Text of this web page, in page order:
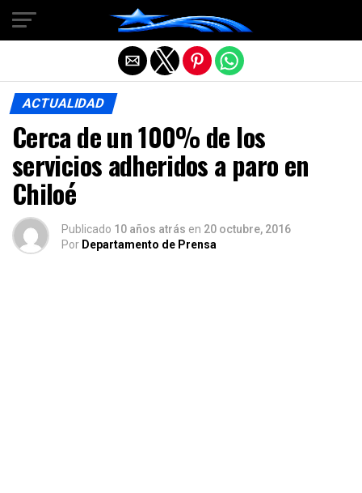
ACTUALIDAD
Cerca de un 100% de los
servicios adheridos a paro en
Chiloé
Publicado 10 años atrás en 20 octubre, 2016
Por Departamento de Prensa
Salir de la versión móvil